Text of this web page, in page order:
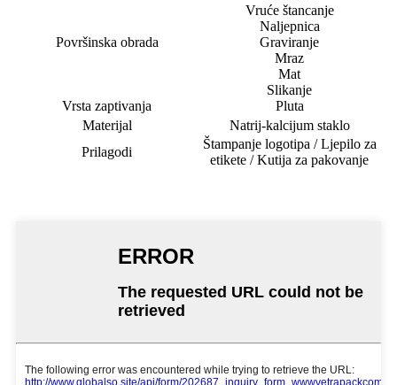
Površinska obrada
Vruće štancanje
Naljepnica
Graviranje
Mraz
Mat
Slikanje
Vrsta zaptivanja
Pluta
Materijal
Natrij-kalcijum staklo
Prilagodi
Štampanje logotipa / Ljepilo za
etikete / Kutija za pakovanje